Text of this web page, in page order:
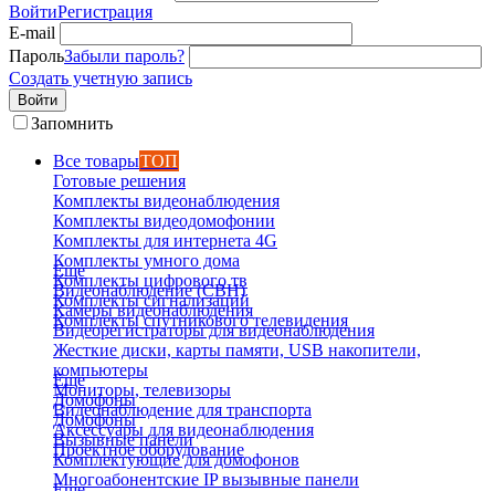
ВойтиРегистрация
E-mail
ПарольЗабыли пароль?
Создать учетную запись
Войти
Запомнить
Все товарыТОП
Готовые решения
Комплекты видеонаблюдения
Комплекты видеодомофонии
Комплекты для интернета 4G
Комплекты умного дома
Комплекты цифрового тв
Комплекты сигнализаций
Комплекты спутникового телевидения
Еще
Видеонаблюдение (СВН)
Камеры видеонаблюдения
Видеорегистраторы для видеонаблюдения
Жесткие диски, карты памяти, USB накопители,
компьютеры
Мониторы, телевизоры
Видеонаблюдение для транспорта
Аксессуары для видеонаблюдения
Проектное оборудование
Еще
Домофоны
Домофоны
Вызывные панели
Комплектующие для домофонов
Многоабонентские IP вызывные панели